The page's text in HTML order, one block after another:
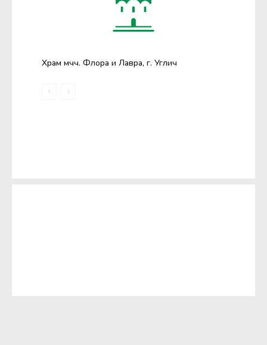
Храм мчч. Флора и Лавра, г. Углич